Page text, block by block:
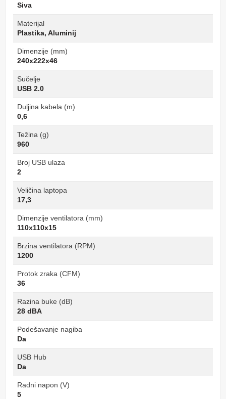
Siva
Materijal
Plastika, Aluminij
Dimenzije (mm)
240x222x46
Sučelje
USB 2.0
Duljina kabela (m)
0,6
Težina (g)
960
Broj USB ulaza
2
Veličina laptopa
17,3
Dimenzije ventilatora (mm)
110x110x15
Brzina ventilatora (RPM)
1200
Protok zraka (CFM)
36
Razina buke (dB)
28 dBA
Podešavanje nagiba
Da
USB Hub
Da
Radni napon (V)
5